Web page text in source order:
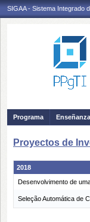
SIGAA - Sistema Integrado
Programa Enseñanza
Proyectos de
2018
Desenvolvimento de
Seleção Automática de